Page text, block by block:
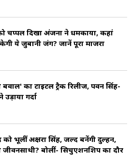
चप्पल दिखा अंजना ने धमकाया, कहां
ये जुबानी जंग? जानें पूरा माजरा
बवाल' का टाइटल ट्रैक रिलीज, पवन सिंह-
गर्दा
को भूलीं अक्षरा सिंह, जल्द बनेंगी दुल्हन,
जीवनसाथी? बोलीं- सिचुएशनशिप का दौर